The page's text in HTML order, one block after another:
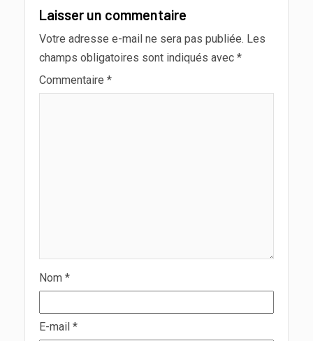
Laisser un commentaire
Votre adresse e-mail ne sera pas publiée. Les
champs obligatoires sont indiqués avec *
Commentaire *
Nom *
E-mail *